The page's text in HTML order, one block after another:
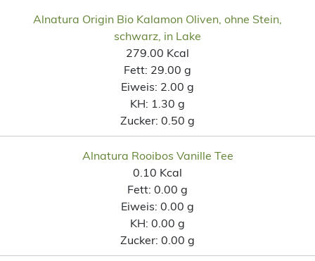
Alnatura Origin Bio Kalamon Oliven, ohne Stein,
schwarz, in Lake
279.00 Kcal
Fett: 29.00 g
Eiweis: 2.00 g
KH: 1.30 g
Zucker: 0.50 g
Alnatura Rooibos Vanille Tee
0.10 Kcal
Fett: 0.00 g
Eiweis: 0.00 g
KH: 0.00 g
Zucker: 0.00 g